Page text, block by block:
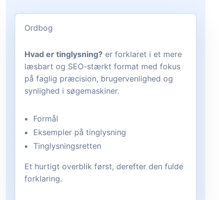
Ordbog
Hvad er tinglysning? er forklaret i et mere
læsbart og SEO-stærkt format med fokus
på faglig præcision, brugervenlighed og
synlighed i søgemaskiner.
Formål
Eksempler på tinglysning
Tinglysningsretten
Et hurtigt overblik først, derefter den fulde
forklaring.